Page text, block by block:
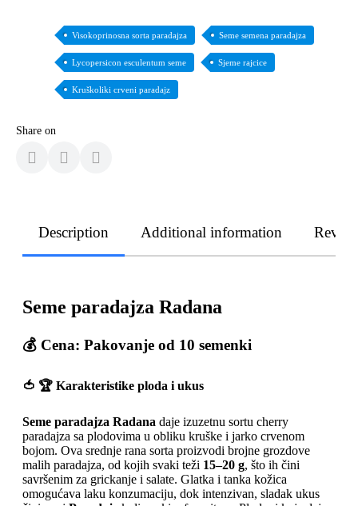
Visokoprinosna sorta paradajza Seme semena paradajza
Lycopersicon esculentum seme Sjeme rajcice
Kruškoliki crveni paradajz
Share on
Description Additional information
Seme paradajza Radana
💰 Cena: Pakovanje od 10 semenki
🍅 🏆 Karakteristike ploda i ukus
Seme paradajza Radana daje izuzetnu sortu cherry
paradajza sa plodovima u obliku kruške i jarko crvenom
bojom. Ova srednje rana sorta proizvodi brojne grozdove
malih paradajza, od kojih svaki teži 15–20 g, što ih čini
savršenim za grickanje i salate. Glatka i tanka kožica
omogućava laku konzumaciju, dok intenzivan, sladak ukus